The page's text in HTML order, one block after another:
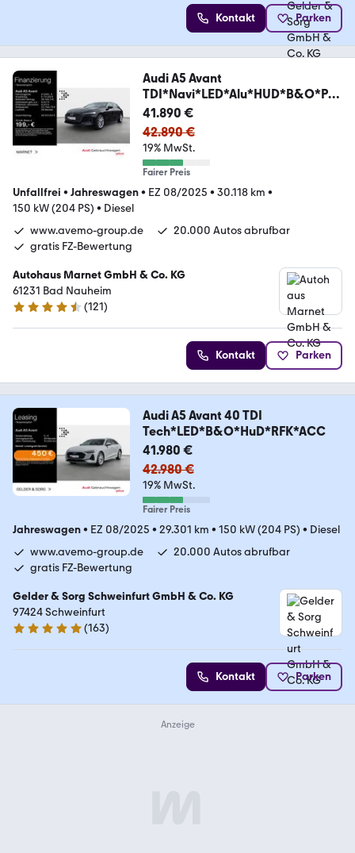
Kontakt Parken
Audi A5 Avant
TDI*Navi*LED*Alu*HUD*B&O*PD
C*Virtual Co
41.890 €
42.890 €
19% MwSt.
Fairer Preis
Unfallfrei • Jahreswagen• EZ 08/2025 • 30.118 km •
150 kW (204 PS) • Diesel
www.avemo-group.de
20.000 Autos abrufbar
gratis FZ-Bewertung
Autohaus Marnet GmbH & Co. KG
61231 Bad Nauheim
4.5 Sterne
(121)
Kontakt Parken
Audi A5 Avant 40 TDI
Tech*LED*B&O*HuD*RFK*ACC
41.980 €
42.980 €
19% MwSt.
Fairer Preis
Jahreswagen• EZ 08/2025 • 29.301 km • 150 kW (204 PS) • Diesel
www.avemo-group.de
20.000 Autos abrufbar
gratis FZ-Bewertung
Gelder & Sorg Schweinfurt GmbH & Co. KG
97424 Schweinfurt
4.8 Sterne
(163)
Kontakt Parken